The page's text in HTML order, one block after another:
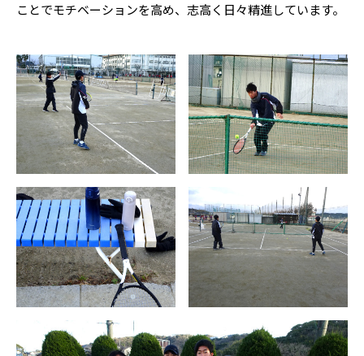
ことでモチベーションを高め、志高く日々精進しています。